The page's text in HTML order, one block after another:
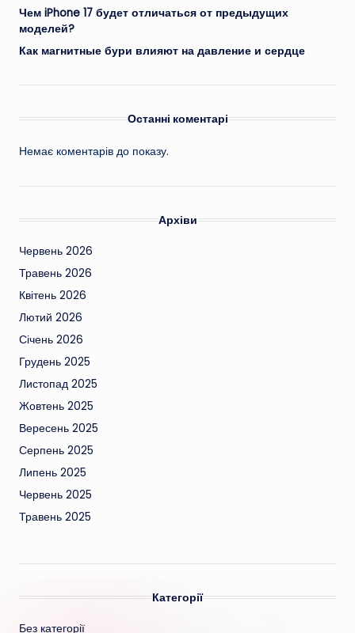
Чем iPhone 17 будет отличаться от предыдущих
моделей?
Как магнитные бури влияют на давление и сердце
Останні коментарі
Немає коментарів до показу.
Архіви
Червень 2026
Травень 2026
Квітень 2026
Лютий 2026
Січень 2026
Грудень 2025
Листопад 2025
Жовтень 2025
Вересень 2025
Серпень 2025
Липень 2025
Червень 2025
Травень 2025
Категорії
Без категорії